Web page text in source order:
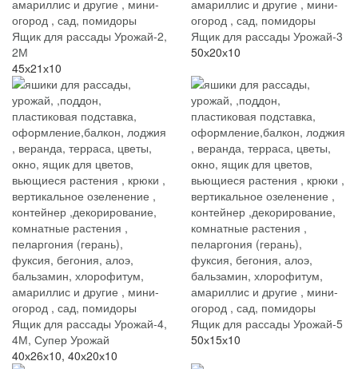
Ящик для рассады Урожай-2,
2М
45х21х10
Ящик для рассады Урожай-3
50х20х10
Ящик для рассады Урожай-4,
4М, Супер Урожай
40х26х10, 40х20х10
Ящик для рассады Урожай-5
50х15х10